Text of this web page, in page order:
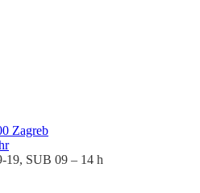
Zagreb
SUB 09 – 14 h